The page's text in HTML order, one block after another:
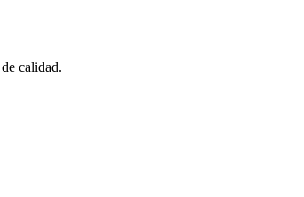
calidad.